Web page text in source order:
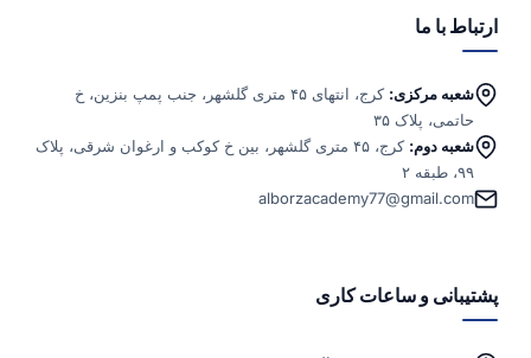
ارتباط با ما
شعبه مرکزی:
کرج، انتهای ۴۵ متری گلشهر، جنب پمپ بنزین، خ
حاتمی، پلاک ۳۵
شعبه دوم:
کرج، ۴۵ متری گلشهر، بین خ کوکب و ارغوان شرقی، پلاک
۹۹، طبقه ۲
alborzacademy77@gmail.com
پشتیبانی و ساعات کاری